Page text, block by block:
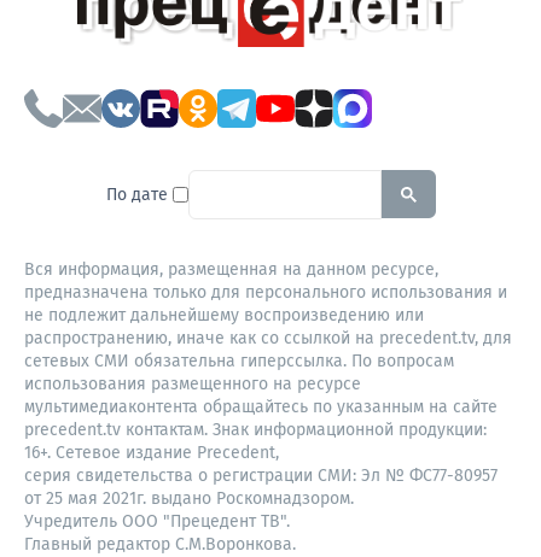
По дате To search this site, enter a
Вся информация, размещенная на данном ресурсе,
предназначена только для персонального использования и
не подлежит дальнейшему воспроизведению или
распространению, иначе как со ссылкой на precedent.tv, для
сетевых СМИ обязательна гиперссылка. По вопросам
использования размещенного на ресурсе
мультимедиаконтента обращайтесь по указанным на сайте
precedent.tv контактам. Знак информационной продукции:
16+. Сетевое издание Precedent,
серия свидетельства о регистрации СМИ: Эл № ФС77-80957
от 25 мая 2021г. выдано Роскомнадзором.
Учредитель ООО "Прецедент ТВ".
Главный редактор С.М.Воронкова.